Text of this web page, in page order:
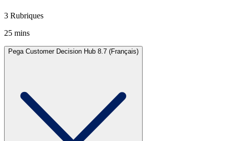
3 Rubriques
25 mins
Pega Customer Decision Hub 8.7 (Français)